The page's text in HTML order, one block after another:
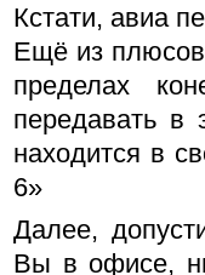
Кстати, авиа
Ещё из
пределах
передавать
находится в
6»
Далее,
Вы в офисе,